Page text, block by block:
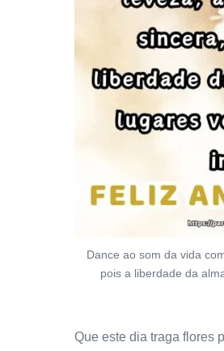
Dance ao som da vida
pois a liberdade da
Que este dia traga flores